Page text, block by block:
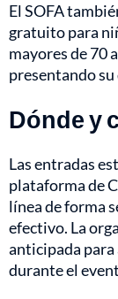
El SOFA
gratuito para
mayores de 70
presentando
Dónde y
Las entradas
plataforma de
línea de forma
efectivo. La
anticipada
durante el